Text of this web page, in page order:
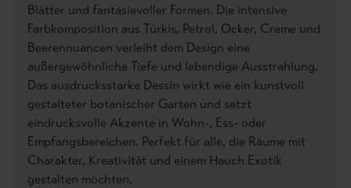
Blätter und fantasievoller Formen. Die intensive
Farbkomposition aus Türkis, Petrol, Ocker, Creme und
Beerennuancen verleiht dem Design eine
außergewöhnliche Tiefe und lebendige Ausstrahlung.
Das ausdrucksstarke Dessin wirkt wie ein kunstvoll
gestalteter botanischer Garten und setzt
eindrucksvolle Akzente in Wohn-, Ess- oder
Empfangsbereichen. Perfekt für alle, die Räume mit
Charakter, Kreativität und einem Hauch Exotik
gestalten möchten.